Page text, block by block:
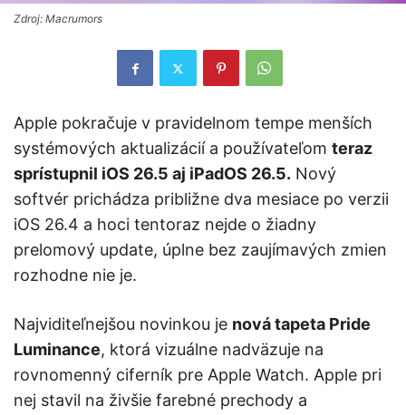
Zdroj: Macrumors
Apple pokračuje v pravidelnom tempe menších
systémových aktualizácií a používateľom teraz
sprístupnil iOS 26.5 aj iPadOS 26.5. Nový
softvér prichádza približne dva mesiace po verzii
iOS 26.4 a hoci tentoraz nejde o žiadny
prelomový update, úplne bez zaujímavých zmien
rozhodne nie je.
Najviditeľnejšou novinkou je nová tapeta Pride
Luminance, ktorá vizuálne nadväzuje na
rovnomenný ciferník pre Apple Watch. Apple pri
nej stavil na živšie farebné prechody a